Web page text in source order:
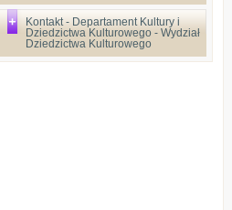
Kontakt - Departament Kultury i
Dziedzictwa Kulturowego - Wydział
Dziedzictwa Kulturowego